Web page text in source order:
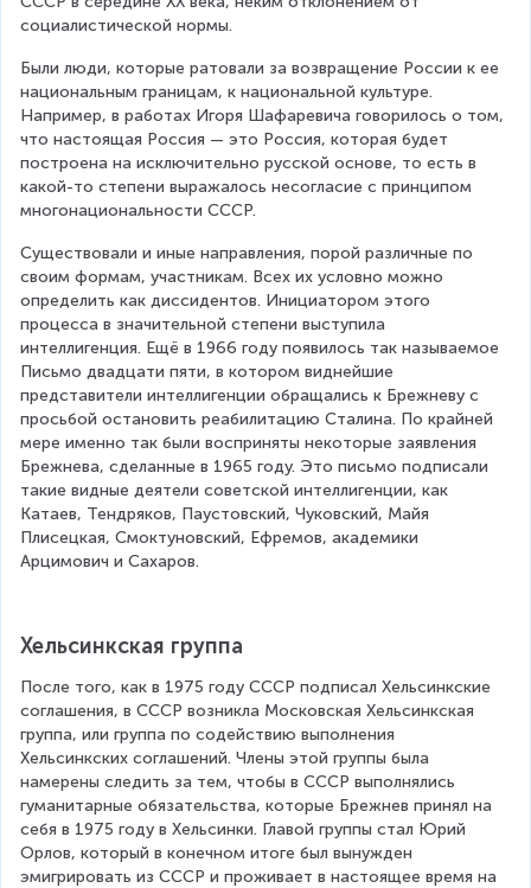
социалистической нормы.
Были люди, которые ратовали за возвращение России к ее
национальным границам, к национальной культуре.
Например, в работах Игоря Шафаревича говорилось о том,
что настоящая Россия — это Россия, которая будет
построена на исключительно русской основе, то есть в
какой-то степени выражалось несогласие с принципом
многонациональности СССР.
Существовали и иные направления, порой различные по
своим формам, участникам. Всех их условно можно
определить как диссидентов. Инициатором этого
процесса в значительной степени выступила
интеллигенция. Ещё в 1966 году появилось так называемое
Письмо двадцати пяти, в котором виднейшие
представители интеллигенции обращались к Брежневу с
просьбой остановить реабилитацию Сталина. По крайней
мере именно так были восприняты некоторые заявления
Брежнева, сделанные в 1965 году. Это письмо подписали
такие видные деятели советской интеллигенции, как
Катаев, Тендряков, Паустовский, Чуковский, Майя
Плисецкая, Смоктуновский, Ефремов, академики
Арцимович и Сахаров.
Хельсинкская группа
После того, как в 1975 году СССР подписал Хельсинкские
соглашения, в СССР возникла Московская Хельсинкская
группа, или группа по содействию выполнения
Хельсинкских соглашений. Члены этой группы была
намерены следить за тем, чтобы в СССР выполнялись
гуманитарные обязательства, которые Брежнев принял на
себя в 1975 году в Хельсинки. Главой группы стал Юрий
Орлов, который в конечном итоге был вынужден
эмигрировать из СССР и проживает в настоящее время на